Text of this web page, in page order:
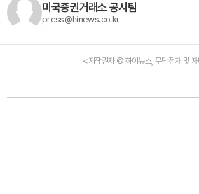
미국증권거래소 공시팀
press@hinews.co.kr
<저작권자 © 하이뉴스, 무단전재 및